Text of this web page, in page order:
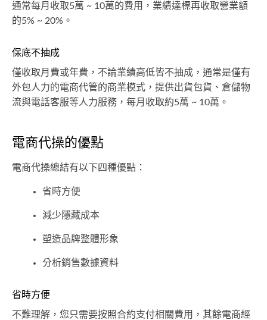
通常每月收取5萬 ~ 10萬的費用，業績達標再收取營業額
的5% ~ 20%。
保底不抽成
僅收取月費或年費，不論業績高低皆不抽成，通常是僅有
外包人力的電商代管的商業模式，提供出貨包貨、倉儲物
流與電話客服等人力服務，每月收取約5萬 ~ 10萬。
電商代操的優點
電商代操總結有以下四種優點：
省時方便
減少隱藏成本
塑造品牌整體形象
分析銷售數據資料
省時方便
不難理解，您只需要按照合約支付相關費用，其餘電商經